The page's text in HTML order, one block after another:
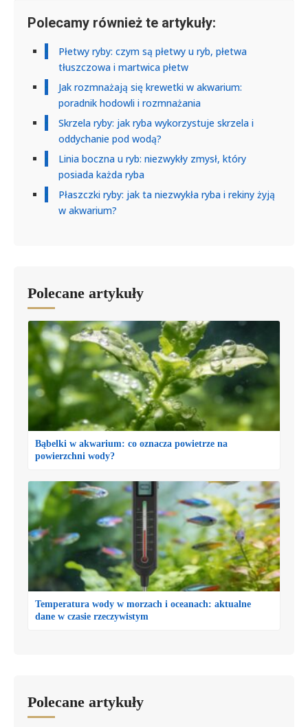
Polecamy również te artykuły:
Płetwy ryby: czym są płetwy u ryb, płetwa
tłuszczowa i martwica płetw
Jak rozmnażają się krewetki w akwarium:
poradnik hodowli i rozmnażania
Skrzela ryby: jak ryba wykorzystuje skrzela i
oddychanie pod wodą?
Linia boczna u ryb: niezwykły zmysł, który
posiada każda ryba
Płaszczki ryby: jak ta niezwykła ryba i rekiny żyją
w akwarium?
Polecane artykuły
Bąbelki w akwarium: co oznacza powietrze na
powierzchni wody?
Temperatura wody w morzach i oceanach: aktualne
dane w czasie rzeczywistym
Polecane artykuły